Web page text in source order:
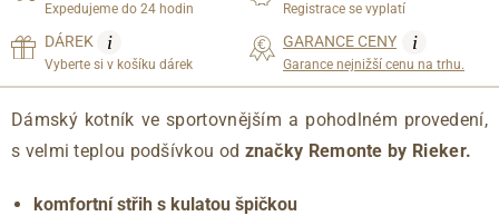
Expedujeme do 24 hodin Registrace se vyplatí
DÁREK i
Vyberte si v košíku dárek
GARANCE CENY i
Garance nejnižší cenu na trhu.
Dámský kotník ve sportovnějším a pohodlném provedení,
s velmi teplou podšívkou od značky Remonte by Rieker.
komfortní střih s kulatou špičkou